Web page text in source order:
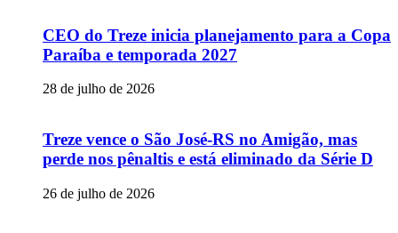
CEO do Treze inicia planejamento para a Copa
Paraíba e temporada 2027
28 de julho de 2026
Treze vence o São José-RS no Amigão, mas
perde nos pênaltis e está eliminado da Série D
26 de julho de 2026